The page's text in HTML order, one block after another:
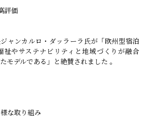
評価
ャンカルロ・ダッラーラ氏が「欧州型宿泊
祉やサステナビリティと地域づくりが融合
モデルである」と絶賛されました 。
な取り組み